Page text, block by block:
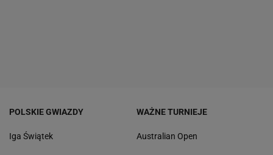
POLSKIE GWIAZDY
Iga Świątek
WAŻNE TURNIEJE
Australian Open